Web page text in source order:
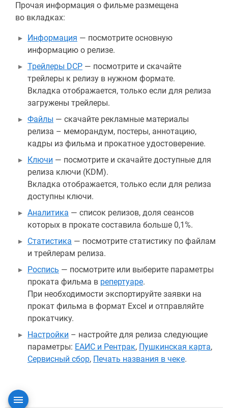
Прочая информация о фильме размещена
во вкладках:
Информация — посмотрите основную
информацию о релизе.
Трейлеры DCP — посмотрите и скачайте
трейлеры к релизу в нужном формате.
Вкладка отображается, только если для релиза
загружены трейлеры.
Файлы — скачайте рекламные материалы
релиза – меморандум, постеры, аннотацию,
кадры из фильма и прокатное удостоверение.
Ключи — посмотрите и скачайте доступные для
релиза ключи (KDM).
Вкладка отображается, только если для релиза
доступны ключи.
Аналитика — список релизов, доля сеансов
которых в прокате составила больше 0,1%.
Статистика — посмотрите статистику по файлам
и трейлерам релиза.
Роспись — посмотрите или выберите параметры
проката фильма в репертуаре.
При необходимости экспортируйте заявки на
прокат фильма в формат Excel и отправляйте
прокатчику.
Настройки – настройте для релиза следующие
параметры: ЕАИС и Рентрак, Пушкинская карта,
Сервисный сбор, Печать названия в чеке.